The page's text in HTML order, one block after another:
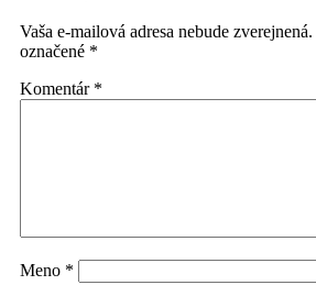
Vaša e-mailová adresa nebude zverejnená.
označené *
Komentár *
Meno *